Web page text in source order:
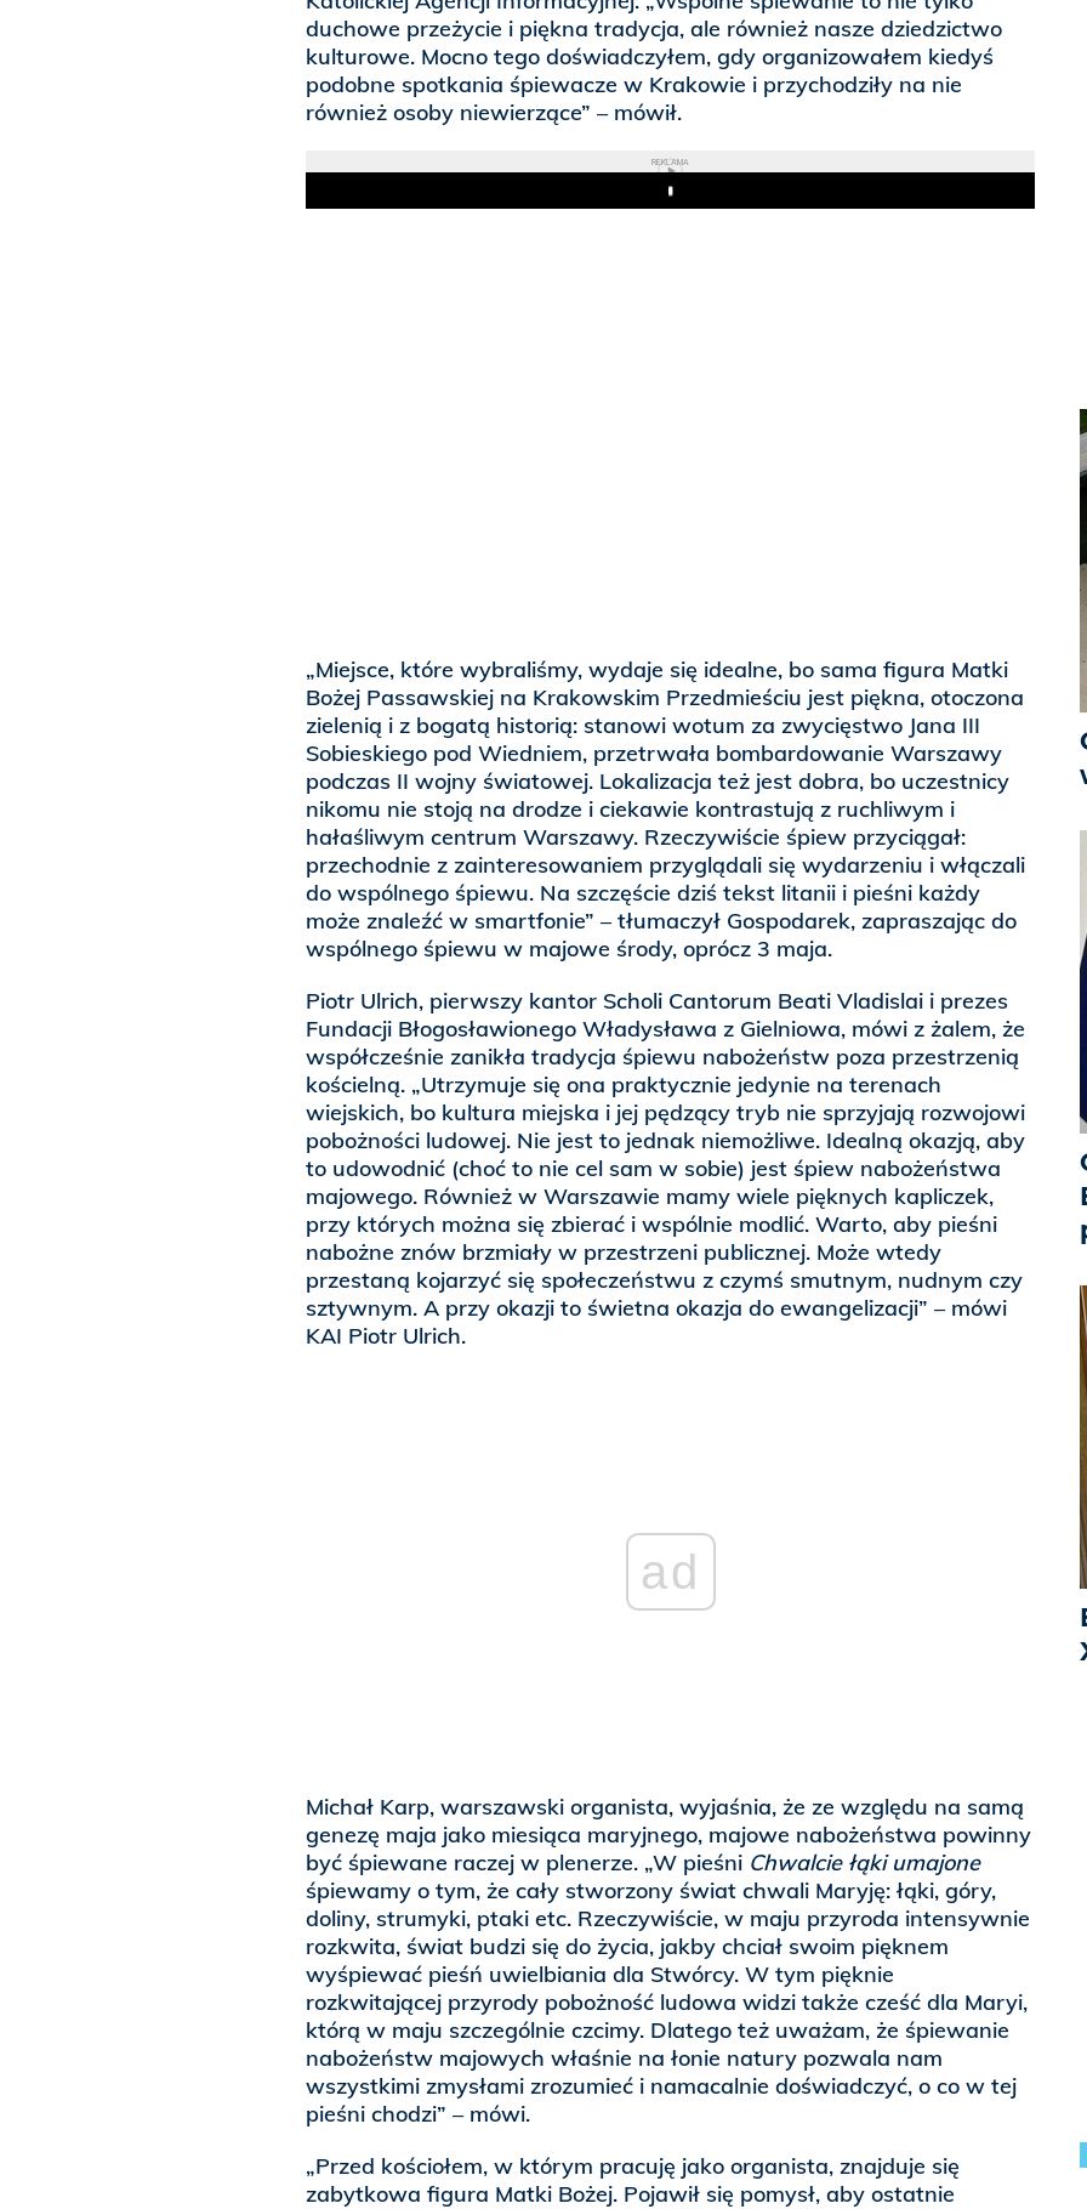
duchowe przeżycie i piękna tradycja, ale również nasze dziedzictwo
kulturowe. Mocno tego doświadczyłem, gdy organizowałem kiedyś
podobne spotkania śpiewacze w Krakowie i przychodziły na nie
również osoby niewierzące” – mówił.
REKLAMA
Play
„Miejsce, które wybraliśmy, wydaje się idealne, bo sama figura Matki
Bożej Passawskiej na Krakowskim Przedmieściu jest piękna, otoczona
zielenią i z bogatą historią: stanowi wotum za zwycięstwo Jana III
Sobieskiego pod Wiedniem, przetrwała bombardowanie Warszawy
podczas II wojny światowej. Lokalizacja też jest dobra, bo uczestnicy
nikomu nie stoją na drodze i ciekawie kontrastują z ruchliwym i
hałaśliwym centrum Warszawy. Rzeczywiście śpiew przyciągał:
przechodnie z zainteresowaniem przyglądali się wydarzeniu i włączali
do wspólnego śpiewu. Na szczęście dziś tekst litanii i pieśni każdy
może znaleźć w smartfonie” – tłumaczył Gospodarek, zapraszając do
wspólnego śpiewu w majowe środy, oprócz 3 maja.
Piotr Ulrich, pierwszy kantor Scholi Cantorum Beati Vladislai i prezes
Fundacji Błogosławionego Władysława z Gielniowa, mówi z żalem, że
współcześnie zanikła tradycja śpiewu nabożeństw poza przestrzenią
kościelną. „Utrzymuje się ona praktycznie jedynie na terenach
wiejskich, bo kultura miejska i jej pędzący tryb nie sprzyjają rozwojowi
pobożności ludowej. Nie jest to jednak niemożliwe. Idealną okazją, aby
to udowodnić (choć to nie cel sam w sobie) jest śpiew nabożeństwa
majowego. Również w Warszawie mamy wiele pięknych kapliczek,
przy których można się zbierać i wspólnie modlić. Warto, aby pieśni
nabożne znów brzmiały w przestrzeni publicznej. Może wtedy
przestaną kojarzyć się społeczeństwu z czymś smutnym, nudnym czy
sztywnym. A przy okazji to świetna okazja do ewangelizacji” – mówi
KAI Piotr Ulrich.
ad
Michał Karp, warszawski organista, wyjaśnia, że ze względu na samą
genezę maja jako miesiąca maryjnego, majowe nabożeństwa powinny
być śpiewane raczej w plenerze. „W pieśni Chwalcie łąki umajone
śpiewamy o tym, że cały stworzony świat chwali Maryję: łąki, góry,
doliny, strumyki, ptaki etc. Rzeczywiście, w maju przyroda intensywnie
rozkwita, świat budzi się do życia, jakby chciał swoim pięknem
wyśpiewać pieśń uwielbiania dla Stwórcy. W tym pięknie
rozkwitającej przyrody pobożność ludowa widzi także cześć dla Maryi,
którą w maju szczególnie czcimy. Dlatego też uważam, że śpiewanie
nabożeństw majowych właśnie na łonie natury pozwala nam
wszystkimi zmysłami zrozumieć i namacalnie doświadczyć, o co w tej
pieśni chodzi” – mówi.
„Przed kościołem, w którym pracuję jako organista, znajduje się
zabytkowa figura Matki Bożej. Pojawił się pomysł, aby ostatnie